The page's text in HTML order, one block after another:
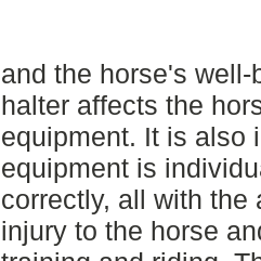
and the horse's
halter affects the
equipment. It is also
equipment is
correctly, all with the
injury to the horse